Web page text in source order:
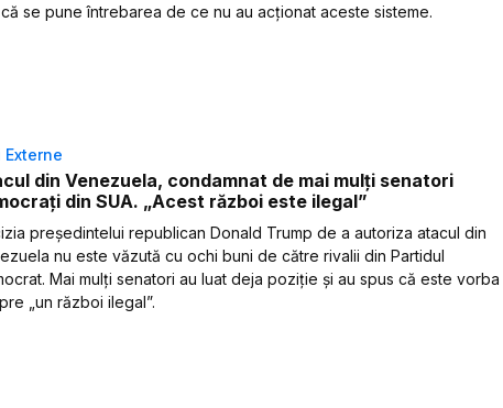
se pune întrebarea de ce nu au acționat aceste sisteme.
Externe
din Venezuela, condamnat de mai mulți senatori
din SUA. „Acest război este ilegal”
președintelui republican Donald Trump de a autoriza atacul din
nu este văzută cu ochi buni de către rivalii din Partidul
Mai mulți senatori au luat deja poziție și au spus că este vorba
„un război ilegal”.